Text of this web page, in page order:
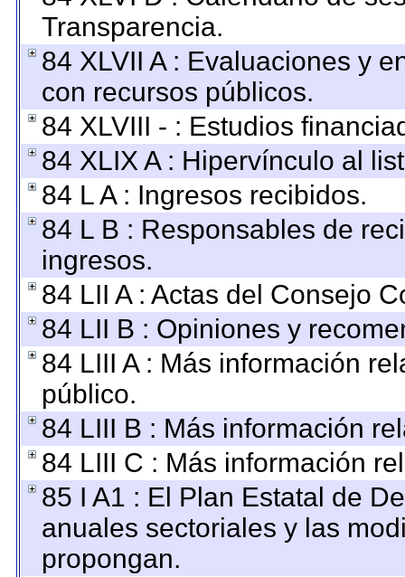
Transparencia.
84 XLVII A : Evaluaciones y
con recursos públicos.
84 XLVIII - : Estudios
84 XLIX A : Hipervínculo al
84 L A : Ingresos recibidos.
84 L B : Responsables de
ingresos.
84 LII A : Actas del Consejo
84 LII B : Opiniones y
84 LIII A : Más información
público.
84 LIII B : Más información
84 LIII C : Más información
85 I A1 : El Plan Estatal de
anuales sectoriales y las
propongan.